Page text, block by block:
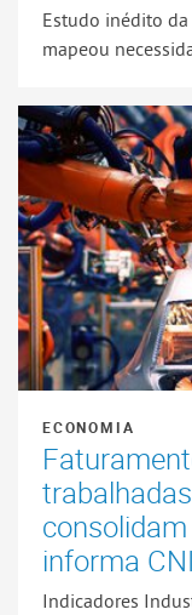
Estudo inédito
mapeou
ECONOMIA
informa CNI
Indicadores